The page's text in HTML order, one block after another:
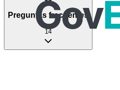
Preguntas frecuentes
14